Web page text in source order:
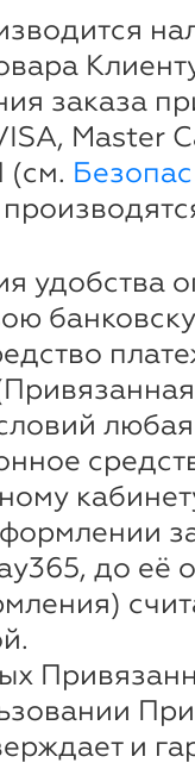
заказа
Master
(см.
удобства
до её
и